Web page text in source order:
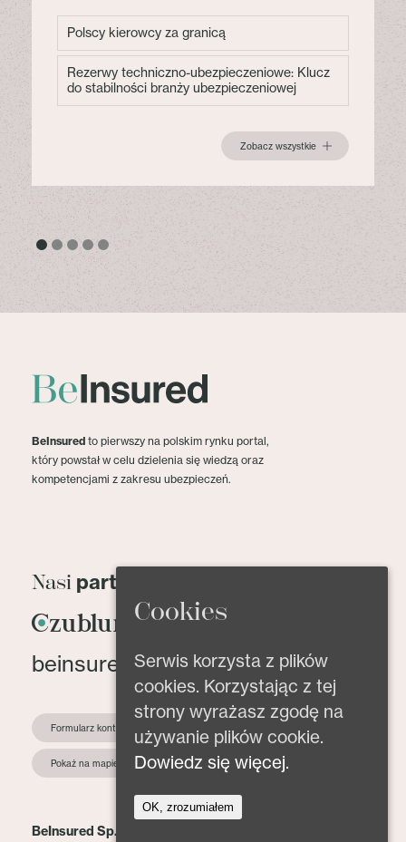
Polscy kierowcy za granicą
Rezerwy techniczno-ubezpieczeniowe: Klucz
do stabilności branży ubezpieczeniowej
Zobacz wszystkie
BeInsured to pierwszy na polskim rynku portal,
który powstał w celu dzielenia się wiedzą oraz
kompetencjami z zakresu ubezpieczeń.
Nasi partnerzy
beinsured@beinsured.pl
Formularz kontaktowy
Pokaż na mapie
BeInsured Sp. z o.o.
Cookies
Serwis korzysta z plików
cookies. Korzystając z tej
strony wyrażasz zgodę na
używanie plików cookie.
Dowiedz się więcej.
OK, zrozumiałem